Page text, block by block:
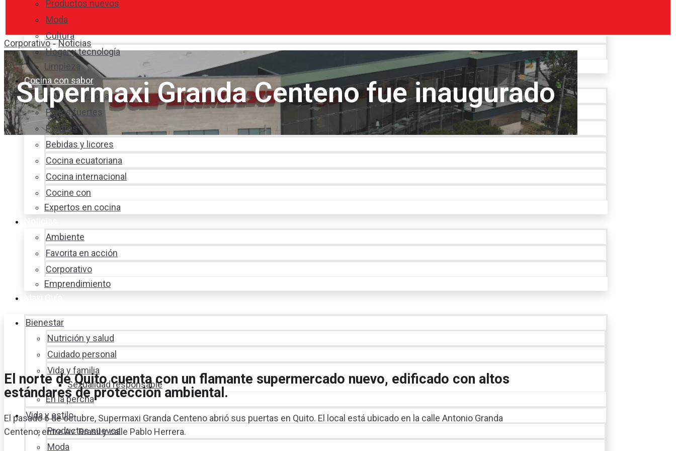
Productos nuevos
Moda
Cultura
Hogar y tecnología
Limpieza
Cocina con sabor
Entradas y sopas
Platos fuertes
Postres
Bebidas y licores
Cocina ecuatoriana
Cocina internacional
Cocine con
Expertos en cocina
Ambiente
Favorita en acción
Corporativo
Emprendimiento
Bienestar
Nutrición y salud
Cuidado personal
Vida y familia
Sexualidad responsable
En la percha
Vida y estilo
Productos nuevos
Moda
Corporativo- Noticias
Supermaxi Granda Centeno fue inaugurado
El norte de Quito cuenta con un flamante supermercado nuevo, edificado con altos
estándares de protección ambiental.
El pasado 6 de octubre, Supermaxi Granda Centeno abrió sus puertas en Quito. El local está ubicado en la calle Antonio Granda
Centeno, entre Av. Brasil y calle Pablo Herrera.